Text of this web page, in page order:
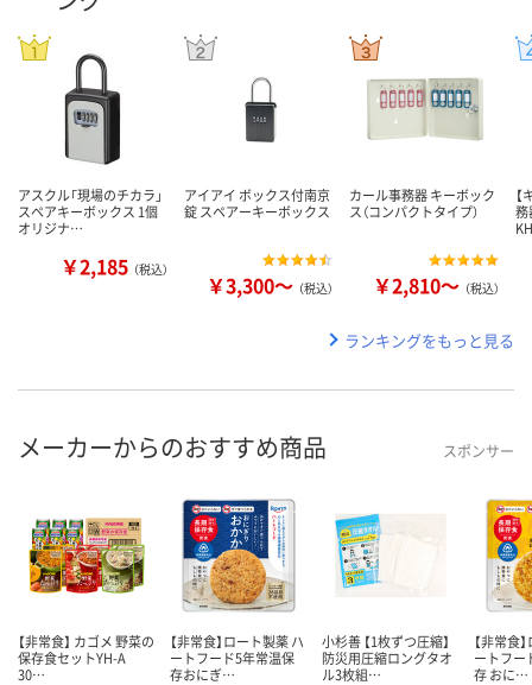
アスクル「現場のチカラ」
スペアキーボックス 1個
オリジナ…
￥2,185 （税込）
アイアイ ボックス付南京
錠 スペアーキーボックス
￥3,300～ （税込）
カール事務器 キーボック
ス（コンパクトタイプ）
￥2,810～ （税込）
務
ランキングをもっと見る
メーカーからのおすすめ商品 スポンサー
【非常食】 カゴメ 野菜の
保存食セットYH-A
30…
【非常食】ロート製薬 ハ
ートフード5年常温保
存おにぎ…
小杉善 【1枚ずつ圧縮】
防災用圧縮ロングタオ
ル3枚組…
【非常食
ートフー
存 おに…